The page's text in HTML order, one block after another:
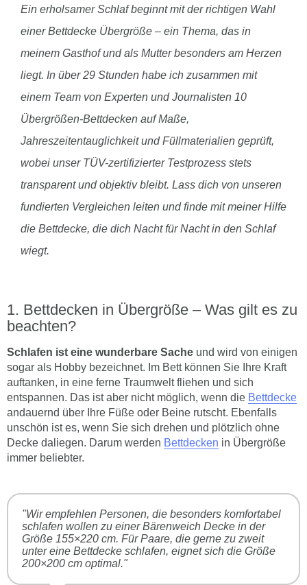
Ein erholsamer Schlaf beginnt mit der richtigen Wahl
einer Bettdecke Übergröße – ein Thema, das in
meinem Gasthof und als Mutter besonders am Herzen
liegt. In über 29 Stunden habe ich zusammen mit
einem Team von Experten und Journalisten 10
Übergrößen-Bettdecken auf Maße,
Jahreszeitentauglichkeit und Füllmaterialien geprüft,
wobei unser TÜV-zertifizierter Testprozess stets
transparent und objektiv bleibt. Lass dich von unseren
fundierten Vergleichen leiten und finde mit meiner Hilfe
die Bettdecke, die dich Nacht für Nacht in den Schlaf
wiegt.
Bettdecken in Übergröße – Was gilt es zu
beachten?
Schlafen ist eine wunderbare Sache und wird von einigen
sogar als Hobby bezeichnet. Im Bett können Sie Ihre Kraft
auftanken, in eine ferne Traumwelt fliehen und sich
entspannen. Das ist aber nicht möglich, wenn die Bettdecke
andauernd über Ihre Füße oder Beine rutscht. Ebenfalls
unschön ist es, wenn Sie sich drehen und plötzlich ohne
Decke daliegen. Darum werden Bettdecken in Übergröße
immer beliebter.
"Wir empfehlen Personen, die besonders komfortabel
schlafen wollen zu einer Bärenweich Decke in der
Größe 155×220 cm. Für Paare, die gerne zu zweit
unter eine Bettdecke schlafen, eignet sich die Größe
200×200 cm optimal."